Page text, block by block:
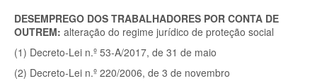
DESEMPREGO DOS TRABALHADORES POR CONTA DE
OUTREM: alteração do regime jurídico de proteção social
(1) Decreto-Lei n.º 53-A/2017, de 31 de maio
(2) Decreto-Lei n.º 220/2006, de 3 de novembro